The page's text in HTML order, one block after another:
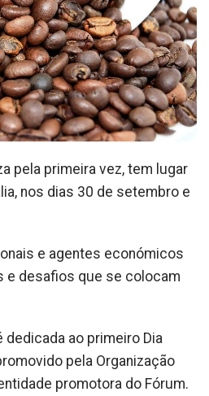
pela primeira vez, tem lugar
nos dias 30 de setembro e
e agentes económicos
e desafios que se colocam
dedicada ao primeiro Dia
pela Organização
promotora do Fórum.